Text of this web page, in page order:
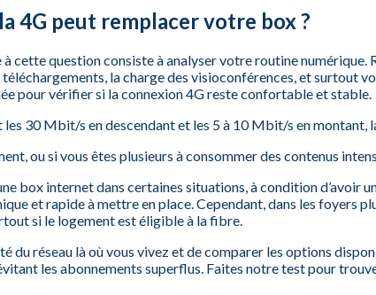
4G peut remplacer votre box ?
cette question consiste à analyser votre routine numérique.
la charge des visioconférences, et surtout
pour vérifier si la connexion 4G reste confortable et stable.
les 30 Mbit/s en descendant et les 5 à 10 Mbit/s en montant,
ou si vous êtes plusieurs à consommer des contenus
box internet dans certaines situations, à condition d’avoir
et rapide à mettre en place. Cependant, dans les
si le logement est éligible à la fibre.
du réseau là où vous vivez et de comparer les options
les abonnements superflus. Faites notre test pour